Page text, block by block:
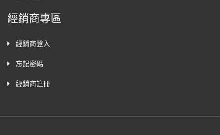
經銷商專區
經銷商登入
忘記密碼
經銷商註冊